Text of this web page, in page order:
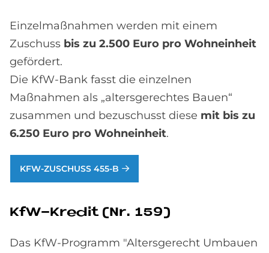
Einzelmaßnahmen werden mit einem
Zuschuss bis zu 2.500 Euro pro Wohneinheit
gefördert.
Die KfW-Bank fasst die einzelnen
Maßnahmen als „altersgerechtes Bauen“
zusammen und bezuschusst diese mit bis zu
6.250 Euro pro Wohneinheit.
KFW-ZUSCHUSS 455-B
KfW-Kre­dit (Nr. 159)
Das KfW-Programm "Altersgerecht Umbauen